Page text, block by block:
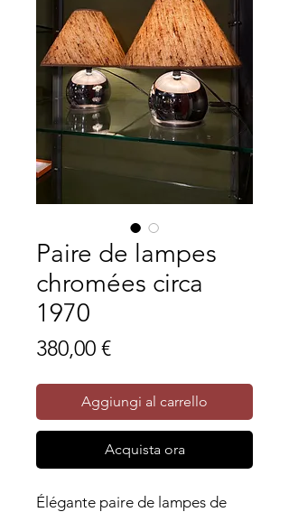
Paire de lampes
chromées circa
1970
380,00 €Prezzo
Aggiungi al carrello
Acquista ora
Élégante paire de lampes de